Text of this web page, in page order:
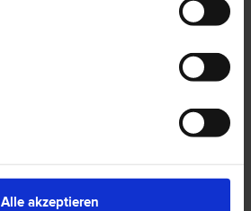
Alle akzeptieren
| Bank- und
| Wirtschafts­recht |